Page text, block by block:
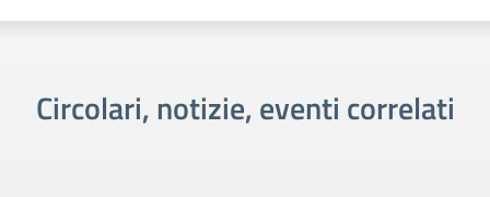
Circolari, notizie, eventi correlati